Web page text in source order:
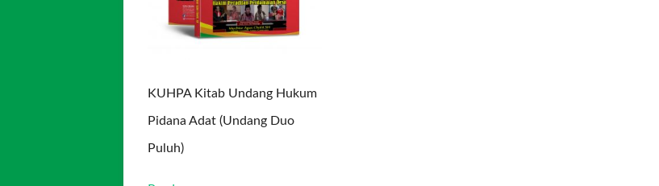
KUHPA Kitab Undang Hukum
Pidana Adat (Undang Duo
Puluh)